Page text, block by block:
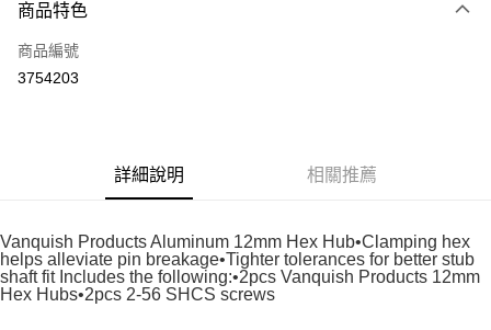
信用卡一次付款
LINE Pay
運送方式
宅配
每筆NT$100，滿NT$2,000(含以上)免運費
商品特色
商品編號
3754203
詳細說明 相關推薦
Vanquish Products Aluminum 12mm Hex Hub•Clamping hex
helps alleviate pin breakage•Tighter tolerances for better stub
shaft fit Includes the following:•2pcs Vanquish Products 12mm
Hex Hubs•2pcs 2-56 SHCS screws